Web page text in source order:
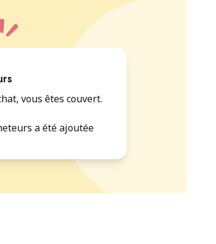
vous êtes couvert.
a été ajoutée